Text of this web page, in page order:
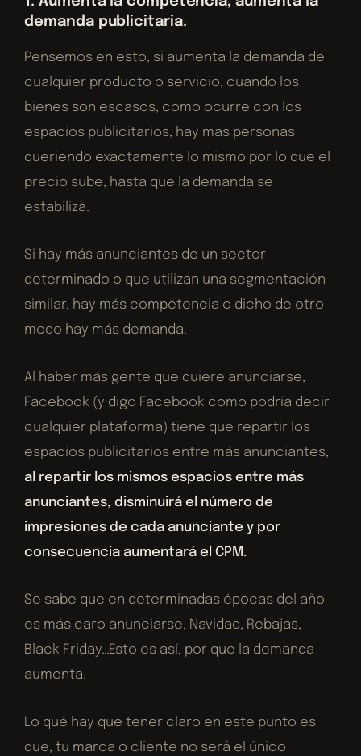
demanda publicitaria.
Pensemos en esto, si aumenta la demanda de
cualquier producto o servicio, cuando los
bienes son escasos, como ocurre con los
espacios publicitarios, hay mas personas
queriendo exactamente lo mismo por lo que el
precio sube, hasta que la demanda se
estabiliza.
Si hay más anunciantes de un sector
determinado o que utilizan una segmentación
similar, hay más competencia o dicho de otro
modo hay más demanda.
Al haber más gente que quiere anunciarse,
Facebook (y digo Facebook como podría decir
cualquier plataforma) tiene que repartir los
espacios publicitarios entre más anunciantes,
al repartir los mismos espacios entre más
anunciantes, disminuirá el número de
impresiones de cada anunciante y por
consecuencia aumentará el CPM.
Se sabe que en determinadas épocas del año
es más caro anunciarse, Navidad, Rebajas,
Black Friday…Esto es así, por que la demanda
aumenta.
Lo qué hay que tener claro en este punto es
que, tu marca o cliente no será el único